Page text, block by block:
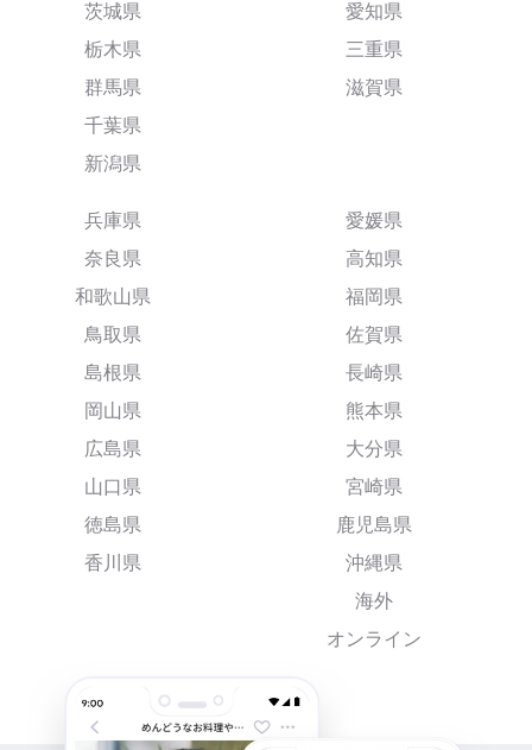
茨城県
栃木県
群馬県
千葉県
新潟県
愛知県
三重県
滋賀県
兵庫県
奈良県
和歌山県
鳥取県
島根県
岡山県
広島県
山口県
徳島県
香川県
愛媛県
高知県
福岡県
佐賀県
長崎県
熊本県
大分県
宮崎県
鹿児島県
沖縄県
海外
オンライン